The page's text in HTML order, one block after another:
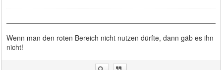
Wenn man den roten Bereich nicht nutzen dürfte, dann gäb es ihn
nicht!